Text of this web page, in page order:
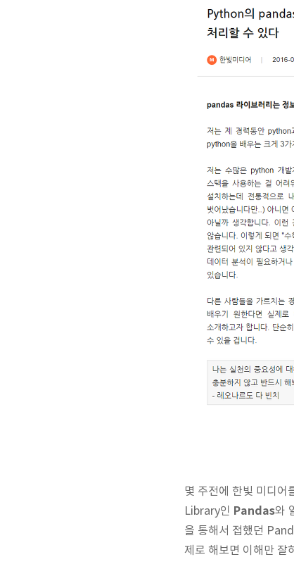
몇 주전에 한빛 미디
Library인 Pandas와
을 통해서 접했던
제로 해보면 이해만 잘